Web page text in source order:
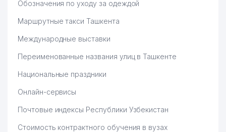
Обозначения по уходу за одеждой
Маршрутные такси Ташкента
Международные выставки
Переименованные названия улиц в Ташкенте
Национальные праздники
Онлайн-сервисы
Почтовые индексы Республики Узбекистан
Стоимость контрактного обучения в вузах